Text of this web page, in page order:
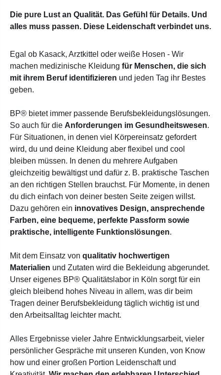
Die pure Lust an Qualität. Das Gefühl für Details. Und
alles muss passen. Diese Leidenschaft verbindet uns.
Egal ob Kasack, Arztkittel oder weiße Hosen - Wir
machen medizinische Kleidung für Menschen, die sich
mit ihrem Beruf identifizieren und jeden Tag ihr Bestes
geben.
BP® bietet immer passende Berufsbekleidungslösungen.
So auch für die Anforderungen im Gesundheitswesen.
Für Situationen, in denen viel Körpereinsatz gefordert
wird, du und deine Kleidung aber flexibel und cool
bleiben müssen. In denen du mehrere Aufgaben
gleichzeitig bewältigst und dafür z. B. praktische Taschen
an den richtigen Stellen brauchst. Für Momente, in denen
du dich einfach von deiner besten Seite zeigen willst.
Dazu gehören ein innovatives Design, ansprechende
Farben, eine bequeme, perfekte Passform sowie
praktische, intelligente Funktionslösungen.
Mit dem Einsatz von qualitativ hochwertigen
Materialien und Zutaten wird die Bekleidung abgerundet.
Unser eigenes BP® Qualitätslabor in Köln sorgt für ein
gleich bleibend hohes Niveau in allem, was dir beim
Tragen deiner Berufsbekleidung täglich wichtig ist und
den Arbeitsalltag leichter macht.
Alles Ergebnisse vieler Jahre Entwicklungsarbeit, vieler
persönlicher Gespräche mit unseren Kunden, von Know
how und einer großen Portion Leidenschaft und